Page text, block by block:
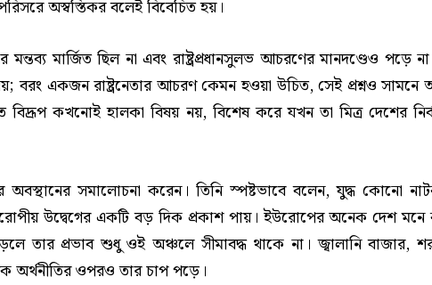
অস্বস্তিকর বলেই বিবেচিত হয়।
মার্জিত ছিল না এবং রাষ্ট্রপ্রধানসুলভ আচরণের মানদণ্ডেও পড়ে
বরং একজন রাষ্ট্রনেতার আচরণ কেমন হওয়া উচিত, সেই প্রশ্নও সামনে
বিদ্রূপ কখনোই হালকা বিষয় নয়, বিশেষ করে যখন তা মিত্র দেশের
অবস্থানের সমালোচনা করেন। তিনি স্পষ্টভাবে বলেন, যুদ্ধ কোনো
উদ্বেগের একটি বড় দিক প্রকাশ পায়। ইউরোপের অনেক দেশ
তার প্রভাব শুধু ওই অঞ্চলে সীমাবদ্ধ থাকে না। জ্বালানি বাজার,
অর্থনীতির ওপরও তার চাপ পড়ে।